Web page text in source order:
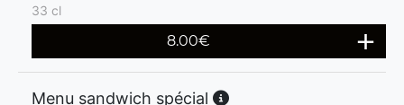
33 cl
8.00€
Menu sandwich spécial